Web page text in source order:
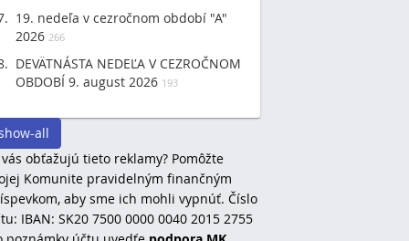
19. nedeľa v cezročnom období "A"
2026 266
DEVÄTNÁSTA NEDEĽA V CEZROČNOM
OBDOBÍ 9. august 2026 193
all
obťažujú tieto reklamy? Pomôžte
Komunite pravidelným finančným
aby sme ich mohli vypnúť. Číslo
IBAN: SK20 7500 0000 0040 2015 2755